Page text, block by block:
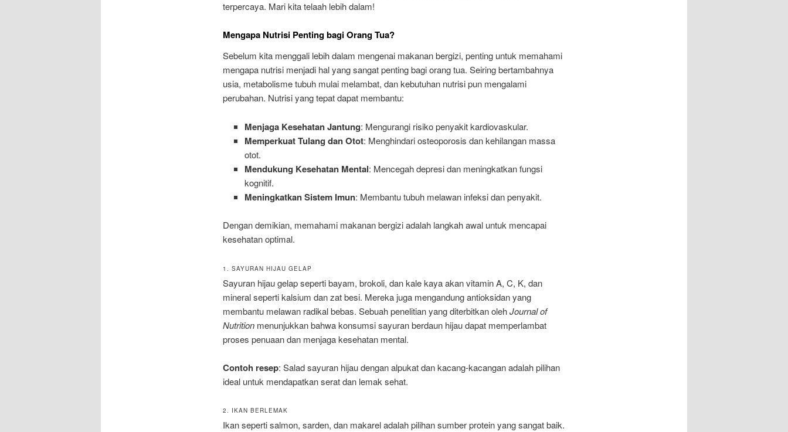
terpercaya. Mari kita telaah lebih dalam!
Mengapa Nutrisi Penting bagi Orang Tua?
Sebelum kita menggali lebih dalam mengenai makanan bergizi, penting untuk memahami
mengapa nutrisi menjadi hal yang sangat penting bagi orang tua. Seiring bertambahnya
usia, metabolisme tubuh mulai melambat, dan kebutuhan nutrisi pun mengalami
perubahan. Nutrisi yang tepat dapat membantu:
Menjaga Kesehatan Jantung: Mengurangi risiko penyakit kardiovaskular.
Memperkuat Tulang dan Otot: Menghindari osteoporosis dan kehilangan massa
otot.
Mendukung Kesehatan Mental: Mencegah depresi dan meningkatkan fungsi
kognitif.
Meningkatkan Sistem Imun: Membantu tubuh melawan infeksi dan penyakit.
Dengan demikian, memahami makanan bergizi adalah langkah awal untuk mencapai
kesehatan optimal.
1. SAYURAN HIJAU GELAP
Sayuran hijau gelap seperti bayam, brokoli, dan kale kaya akan vitamin A, C, K, dan
mineral seperti kalsium dan zat besi. Mereka juga mengandung antioksidan yang
membantu melawan radikal bebas. Sebuah penelitian yang diterbitkan olehJournal of
Nutritionmenunjukkan bahwa konsumsi sayuran berdaun hijau dapat memperlambat
proses penuaan dan menjaga kesehatan mental.
Contoh resep: Salad sayuran hijau dengan alpukat dan kacang-kacangan adalah pilihan
ideal untuk mendapatkan serat dan lemak sehat.
2. IKAN BERLEMAK
Ikan seperti salmon, sarden, dan makarel adalah pilihan sumber protein yang sangat baik.